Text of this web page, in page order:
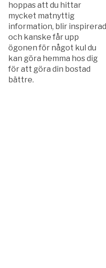
hoppas att du hittar
mycket matnyttig
information, blir inspirerad
och kanske får upp
ögonen för något kul du
kan göra hemma hos dig
för att göra din bostad
bättre.